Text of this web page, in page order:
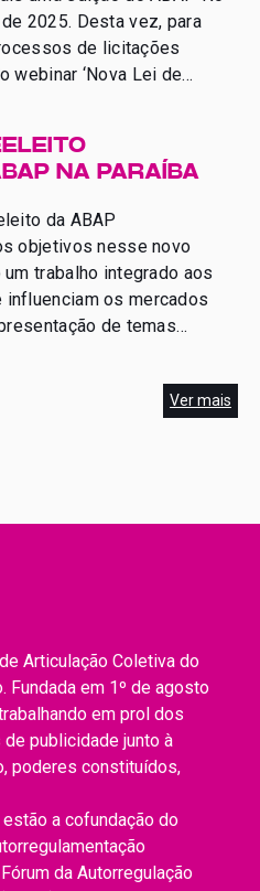
2025. Desta vez, para
de licitações
webinar ‘Nova Lei de
NA PARAÍBA
da ABAP
objetivos nesse novo
trabalho integrado aos
os mercados
de temas
Ver mais
Articulação Coletiva do
Fundada em 1º de agosto
em prol dos
publicidade junto à
poderes constituídos,
a cofundação do
da Autorregulação